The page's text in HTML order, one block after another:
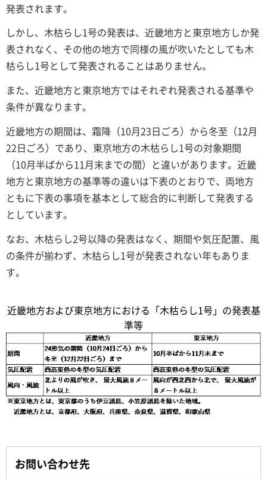
発表されます。
しかし、木枯らし1号の発表は、近畿地方と東京地方しか発
表されなく、その他の地方で同様の風が吹いたとしても木
枯らし1号として発表されることはありません。
また、近畿地方と東京地方ではそれぞれ発表される基準や
条件が異なります。
近畿地方の期間は、霜降（10月23日ごろ）から冬至（12月
22日ごろ）であり、東京地方の木枯らし1号の対象期間
（10月半ばから11月末までの間）と違いがあります。近畿
地方と東京地方の基準等の違いは下表のとおりで、両地方
ともに下表の事項を基本として総合的に判断して発表する
としています。
なお、木枯らし2号以降の発表はなく、期間や気圧配置、風
の条件が揃わず、木枯らし1号が発表されない年もありま
す。
近畿地方および東京地方における「木枯らし1号」の発表基
準等
お問い合わせ先